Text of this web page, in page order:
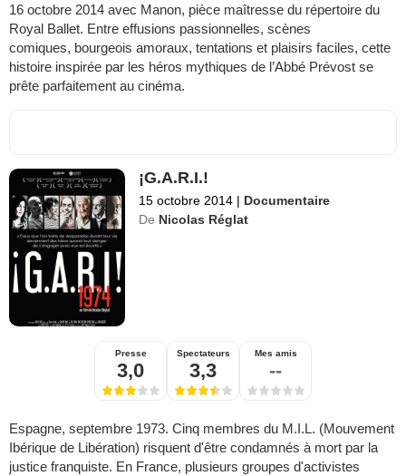
16 octobre 2014 avec Manon, pièce maîtresse du répertoire du
Royal Ballet. Entre effusions passionnelles, scènes
comiques, bourgeois amoraux, tentations et plaisirs faciles, cette
histoire inspirée par les héros mythiques de l’Abbé Prévost se
prête parfaitement au cinéma.
¡G.A.R.I.!
15 octobre 2014 | Documentaire
De Nicolas Réglat
Presse
3,0
Spectateurs
3,3
Mes amis
--
Espagne, septembre 1973. Cinq membres du M.I.L. (Mouvement
Ibérique de Libération) risquent d'être condamnés à mort par la
justice franquiste. En France, plusieurs groupes d'activistes